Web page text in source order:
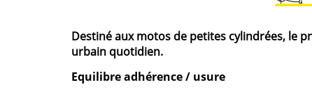
Destiné aux motos de petites cylindrées, le
urbain quotidien.
Equilibre adhérence / usure